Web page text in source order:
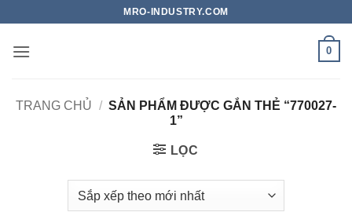
nội
MRO-INDUSTRY.COM
0
TRANG CHỦ / SẢN PHẨM ĐƯỢC GẮN THẺ “770027-
1”
LỌC